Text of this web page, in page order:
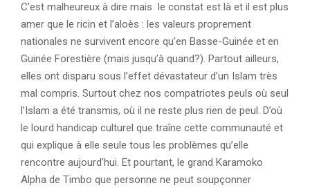
C’est malheureux à dire mais le constat est là et il est plus
amer que le ricin et l’aloès : les valeurs proprement
nationales ne survivent encore qu’en Basse-Guinée et en
Guinée Forestière (mais jusqu’à quand?). Partout ailleurs,
elles ont disparu sous l’effet dévastateur d’un Islam très
mal compris. Surtout chez nos compatriotes peuls où seul
l’Islam a été transmis, où il ne reste plus rien de peul. D’où
le lourd handicap culturel que traîne cette communauté et
qui explique à elle seule tous les problèmes qu’elle
rencontre aujourd’hui. Et pourtant, le grand Karamoko
Alpha de Timbo que personne ne peut soupçonner